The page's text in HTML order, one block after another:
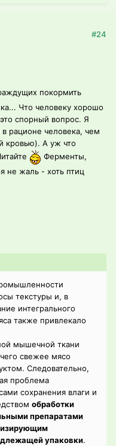
#24
покормить
Что человеку хорошо
спорный вопрос. Я
рационе человека, чем
кровью). А уж что
Ферменты,
не жаль - хоть птиц
текстуры и, в
интегрального
также привлекало
мышечной ткани
свежее мясо
Следовательно,
проблема
сохранения влаги и
обработки
препаратами
упаковки.